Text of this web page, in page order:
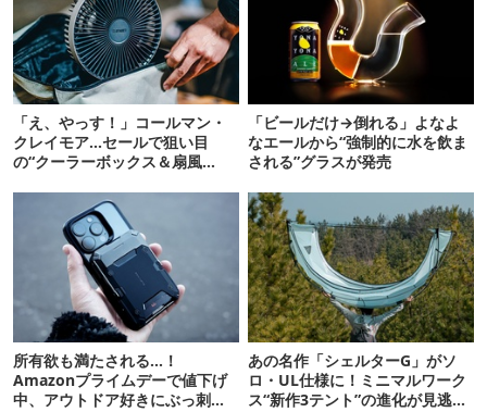
「え、やっす！」コールマン・
クレイモア…セールで狙い目
の“クーラーボックス＆扇風
「ビールだけ→倒れる」よなよ
なエールから“強制的に水を飲ま
される”グラスが発売
所有欲も満たされる…！
Amazonプライムデーで値下げ
中、アウトドア好きにぶっ刺さ
あの名作「シェルターG」がソ
ロ・UL仕様に！ミニマルワーク
ス“新作3テント”の進化が見逃せ